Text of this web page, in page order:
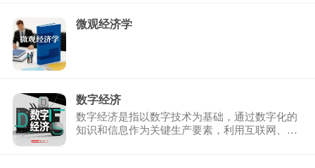
微观经济学
数字经济
数字经济是指以数字技术为基础，通过数字化的
知识和信息作为关键生产要素，利用互联网、大